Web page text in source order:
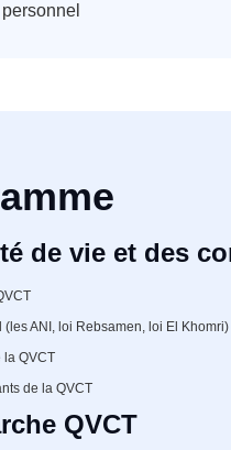
de vie et des
(les ANI, loi Rebsamen, loi El
la QVCT
de la QVCT
QVCT